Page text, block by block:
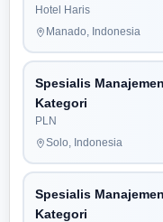
Hotel Haris
Manado, Indonesia
Spesialis Manajemen
Kategori
PLN
Solo, Indonesia
Spesialis Manajemen
Kategori